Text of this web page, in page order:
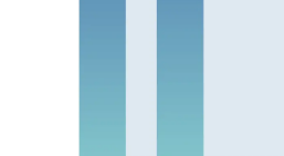
Bild ©